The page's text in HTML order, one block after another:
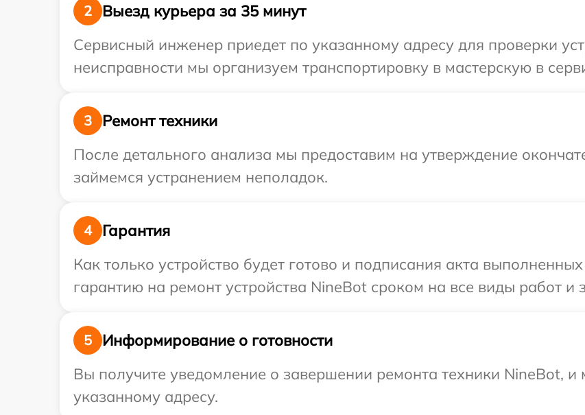
2
Выезд курьера за 35 минут
Сервисный инженер приедет по указанному адресу для проверки
неисправности мы организуем транспортировку в мастерскую в
3
Ремонт техники
После детального анализа мы предоставим на утверждение
займемся устранением неполадок.
4
Гарантия
Как только устройство будет готово и подписания акта
гарантию на ремонт устройства NineBot сроком на все виды работ и
5
Информирование о готовности
Вы получите уведомление о завершении ремонта техники NineBot, и
указанному адресу.